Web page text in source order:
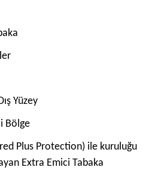
Yüzey
Bölge
Plus Protection) ile kuruluğu
Extra Emici Tabaka